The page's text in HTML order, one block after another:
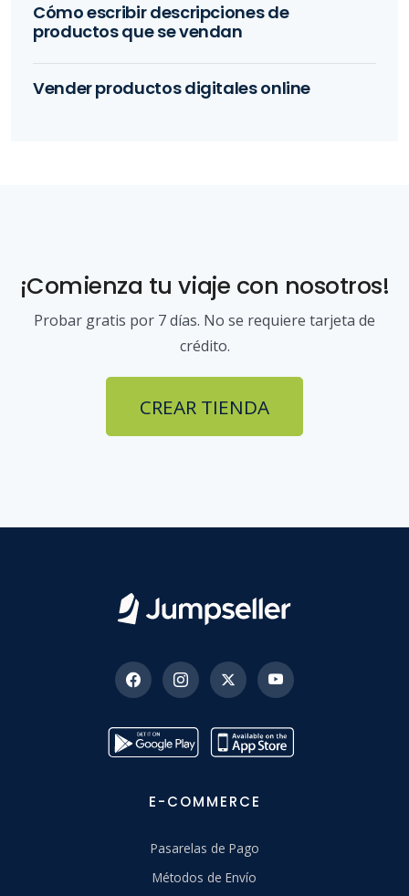
Cómo escribir descripciones de
productos que se vendan
Vender productos digitales online
¡Comienza tu viaje con nosotros!
Probar gratis por 7 días. No se requiere tarjeta de
crédito.
CREAR TIENDA
E-COMMERCE
Pasarelas de Pago
Métodos de Envío